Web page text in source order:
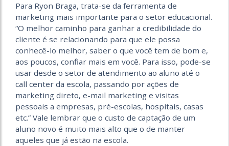
Para Ryon Braga, trata-se da ferramenta de
marketing mais importante para o setor educacional.
“O melhor caminho para ganhar a credibilidade do
cliente é se relacionando para que ele possa
conhecê-lo melhor, saber o que você tem de bom e,
aos poucos, confiar mais em você. Para isso, pode-se
usar desde o setor de atendimento ao aluno até o
call center da escola, passando por ações de
marketing direto, e-mail marketing e visitas
pessoais a empresas, pré-escolas, hospitais, casas
etc.” Vale lembrar que o custo de captação de um
aluno novo é muito mais alto que o de manter
aqueles que já estão na escola.